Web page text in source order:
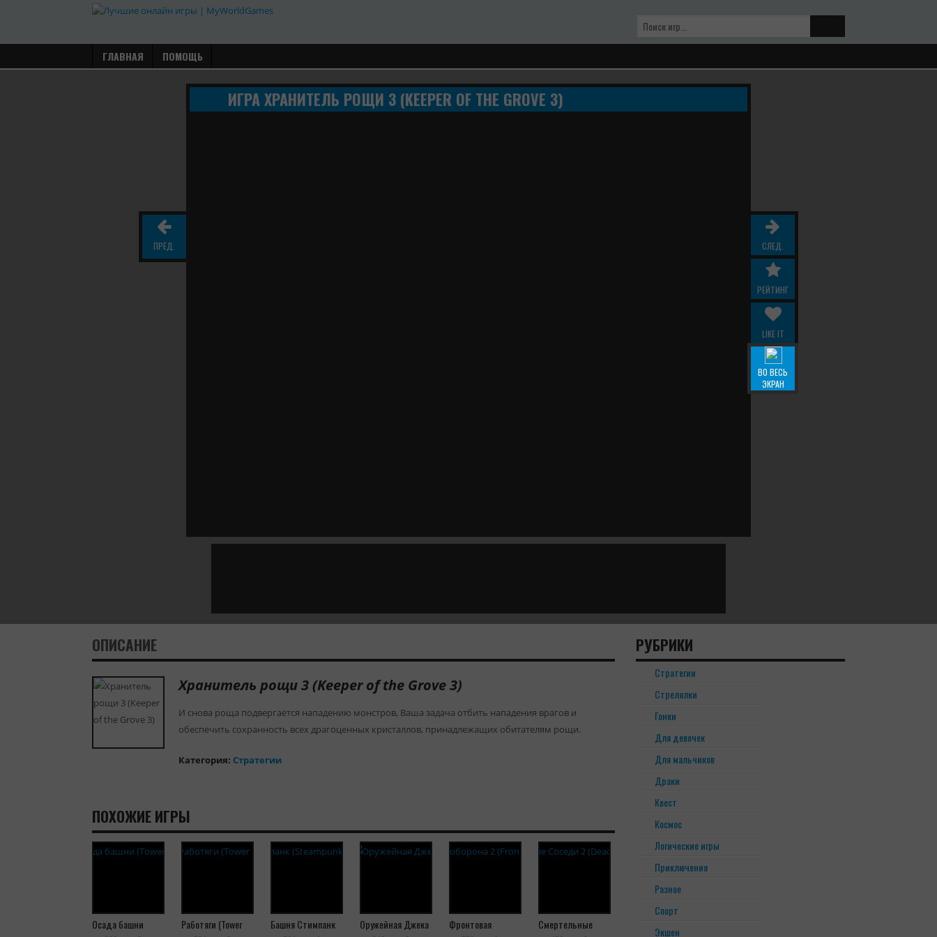
ГЛАВНАЯ ПОМОЩЬ
ИГРА ХРАНИТЕЛЬ РОЩИ 3 (KEEPER OF THE GROVE 3)
ПРЕД. СЛЕД.
РЕЙТИНГ
LIKE IT
ВО ВЕСЬ
ЭКРАН
ОПИСАНИЕ
Хранитель рощи 3 (Keeper of the Grove 3)
И снова роща подвергается нападению монстров, Ваша задача отбить нападения врагов и
обеспечить сохранность всех драгоценных кристаллов, принадлежащих обитателям рощи.
Категория: Cтратегии
ПОХОЖИЕ ИГРЫ
Осада башни
Работяги (Tower
Башня Стимпанк
Оружейная Джека
Фронтовая
Смертельные
РУБРИКИ
Cтратегии
Cтрелялки
Гонки
Для девочек
Для мальчиков
Драки
Квест
Космос
Логические игры
Приключения
Разное
Спорт
Экшен